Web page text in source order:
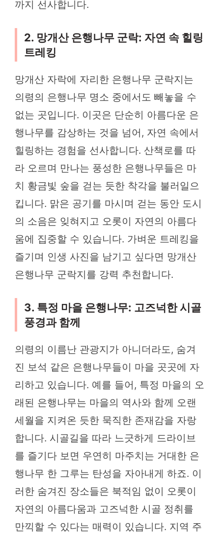
까지 선사합니다.
2. 망개산 은행나무 군락: 자연 속 힐링
트레킹
망개산 자락에 자리한 은행나무 군락지는
의령의 은행나무 명소 중에서도 빼놓을 수
없는 곳입니다. 이곳은 단순히 아름다운 은
행나무를 감상하는 것을 넘어, 자연 속에서
힐링하는 경험을 선사합니다. 산책로를 따
라 오르며 만나는 풍성한 은행나무들은 마
치 황금빛 숲을 걷는 듯한 착각을 불러일으
킵니다. 맑은 공기를 마시며 걷는 동안 도시
의 소음은 잊혀지고 오롯이 자연의 아름다
움에 집중할 수 있습니다. 가벼운 트레킹을
즐기며 인생 사진을 남기고 싶다면 망개산
은행나무 군락지를 강력 추천합니다.
3. 특정 마을 은행나무: 고즈넉한 시골
풍경과 함께
의령의 이름난 관광지가 아니더라도, 숨겨
진 보석 같은 은행나무들이 마을 곳곳에 자
리하고 있습니다. 예를 들어, 특정 마을의 오
래된 은행나무는 마을의 역사와 함께 오랜
세월을 지켜온 듯한 묵직한 존재감을 자랑
합니다. 시골길을 따라 느긋하게 드라이브
를 즐기다 보면 우연히 마주치는 거대한 은
행나무 한 그루는 탄성을 자아내게 하죠. 이
러한 숨겨진 장소들은 북적임 없이 오롯이
자연의 아름다움과 고즈넉한 시골 정취를
만끽할 수 있다는 매력이 있습니다. 지역 주